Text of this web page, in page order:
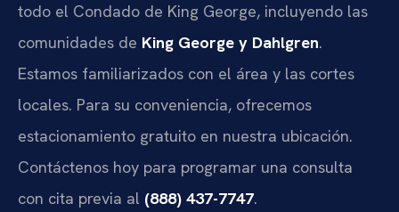
todo el Condado de King George, incluyendo las
comunidades de King George y Dahlgren.
Estamos familiarizados con el área y las cortes
locales. Para su conveniencia, ofrecemos
estacionamiento gratuito en nuestra ubicación.
Contáctenos hoy para programar una consulta
con cita previa al (888) 437-7747.